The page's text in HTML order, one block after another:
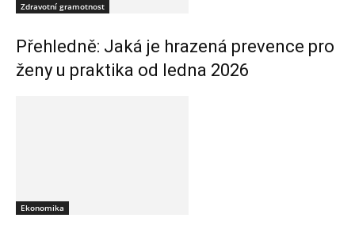
Zdravotní gramotnost
Přehledně: Jaká je hrazená prevence pro
ženy u praktika od ledna 2026
Ekonomika